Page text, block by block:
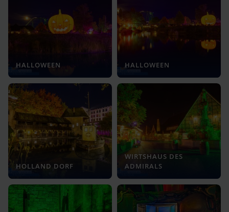
HALLOWEEN HALLOWEEN
HOLLAND DORF
WIRTSHAUS DES
ADMIRALS